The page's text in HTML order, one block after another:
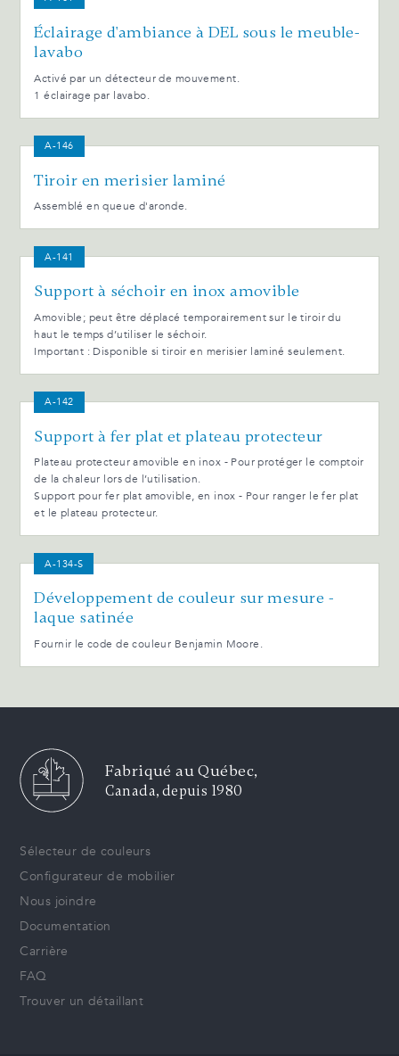
Éclairage d'ambiance à DEL sous le meuble-
lavabo
Activé par un détecteur de mouvement.
1 éclairage par lavabo.
A-146
Tiroir en merisier laminé
Assemblé en queue d'aronde.
A-141
Support à séchoir en inox amovible
Amovible; peut être déplacé temporairement sur le tiroir du
haut le temps d’utiliser le séchoir.
Important : Disponible si tiroir en merisier laminé seulement.
A-142
Support à fer plat et plateau protecteur
Plateau protecteur amovible en inox - Pour protéger le comptoir
de la chaleur lors de l’utilisation.
Support pour fer plat amovible, en inox - Pour ranger le fer plat
et le plateau protecteur.
A-134-S
Développement de couleur sur mesure -
laque satinée
Fournir le code de couleur Benjamin Moore.
Fabriqué au Québec,
Canada, depuis 1980
Sélecteur de couleurs
Configurateur de mobilier
Nous joindre
Documentation
Carrière
FAQ
Trouver un détaillant